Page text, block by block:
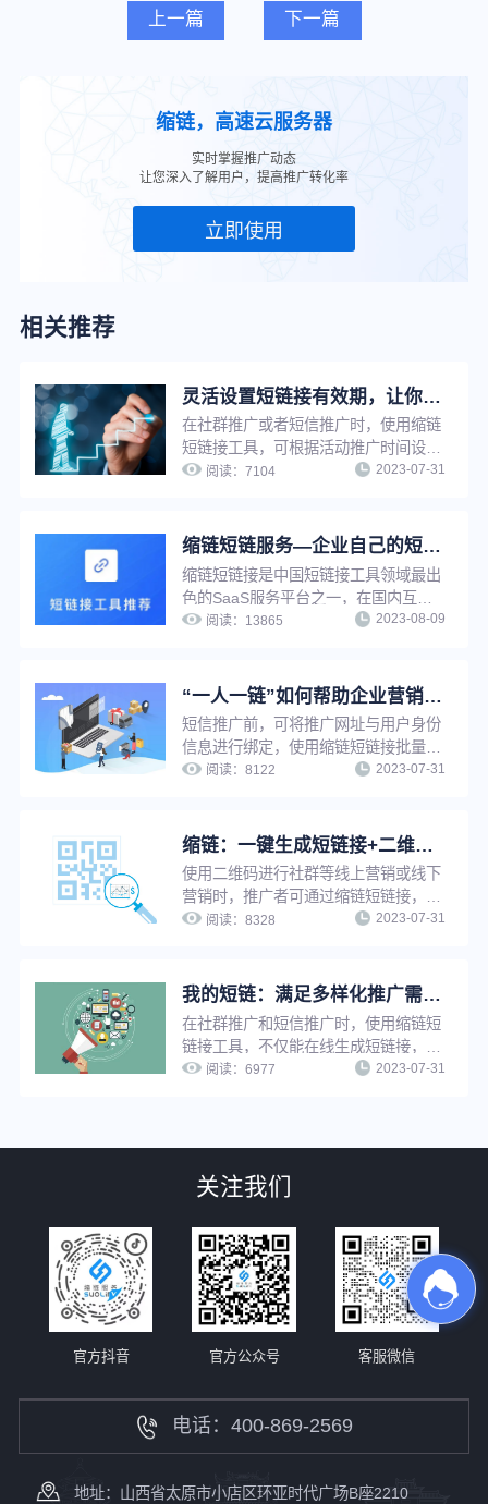
上一篇 下一篇
缩链，高速云服务器
实时掌握推广动态
让您深入了解用户，提高推广转化率
立即使用
相关推荐
灵活设置短链接有效期，让你的推广页面永久可见或到期不可见
在社群推广或者短信推广时，使用缩链
短链接工具，可根据活动推广时间设置
短链接有效期为一段有限时间，以减少
效果。
阅读：7104 2023-07-31
缩链短链服务—企业自己的短链接系统
缩链短链接是中国短链接工具领域最出
色的SaaS服务平台之一，在国内互联
网营销工具服务领域占有一席之地，功
并提供丰富的链接管理功能与推广服
务。
阅读： 13865 2023-08-09
“一人一链”如何帮助企业营销推广提升转化效果？
短信推广前，可将推广网址与用户身份
信息进行绑定，使用缩链短链接批量生
成或API生成功能将推广网址生成为一
开推广链接时及时知晓是哪位用户打开
了推广链接并及时启动转化行为，可有
效提升短信推广转化效果。
阅读：8122 2023-07-31
缩链：一键生成短链接+二维码，支持修改原链接，换链不换码
使用二维码进行社群等线上营销或线下
营销时，推广者可通过缩链短链接，将
长链接一键缩短的同时生成对应二维
并提升工作效率。
阅读：8328 2023-07-31
我的短链：满足多样化推广需求，实现短链接在线管理，方便快捷
在社群推广和短信推广时，使用缩链短
链接工具，不仅能在线生成短链接，还
能给短链接设置有效期、设置访问密
阅读：6977 2023-07-31
关注我们
官方抖音 官方公众号 客服微信
电话：400-869-2569
地址：山西省太原市小店区环亚时代广场B座2210